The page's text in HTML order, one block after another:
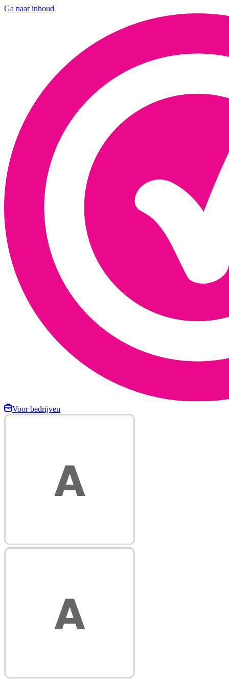
Ga naar inhoud
Voor bedrijven